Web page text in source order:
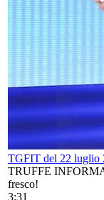
TGFIT del 22 luglio
TRUFFE
fresco!
3:31